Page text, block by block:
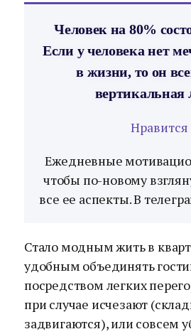
Человек на 80%
Если у человека нет
в жизни, то он
вертикальная
Нравится
Ежедневные
чтобы по-новому
все ее аспекты. В
Стало модным жить в
удобным объединять
посредством легких
при случае исчезают
задвигаются), или совсем